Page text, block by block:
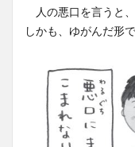
人の悪口を言うと、
しかも、ゆがんだ形で